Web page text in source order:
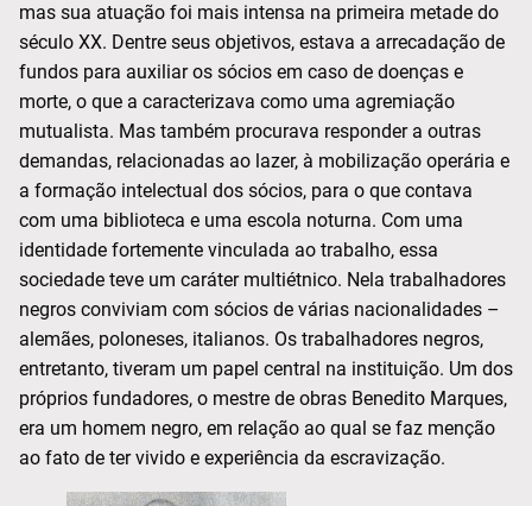
mas sua atuação foi mais intensa na primeira metade do
século XX. Dentre seus objetivos, estava a arrecadação de
fundos para auxiliar os sócios em caso de doenças e
morte, o que a caracterizava como uma agremiação
mutualista. Mas também procurava responder a outras
demandas, relacionadas ao lazer, à mobilização operária e
a formação intelectual dos sócios, para o que contava
com uma biblioteca e uma escola noturna. Com uma
identidade fortemente vinculada ao trabalho, essa
sociedade teve um caráter multiétnico. Nela trabalhadores
negros conviviam com sócios de várias nacionalidades –
alemães, poloneses, italianos. Os trabalhadores negros,
entretanto, tiveram um papel central na instituição. Um dos
próprios fundadores, o mestre de obras Benedito Marques,
era um homem negro, em relação ao qual se faz menção
ao fato de ter vivido e experiência da escravização.